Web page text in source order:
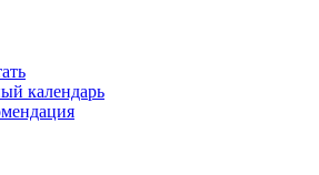
календарь